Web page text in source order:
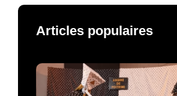
Articles populaires